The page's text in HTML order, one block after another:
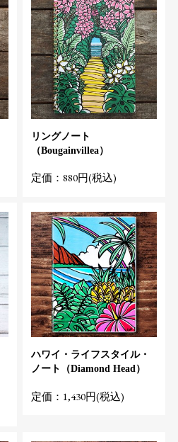
リングノート
（Bougainvillea）
定価：880円(税込)
ハワイ・ライフスタイル・
ノート（Diamond Head）
定価：1,430円(税込)